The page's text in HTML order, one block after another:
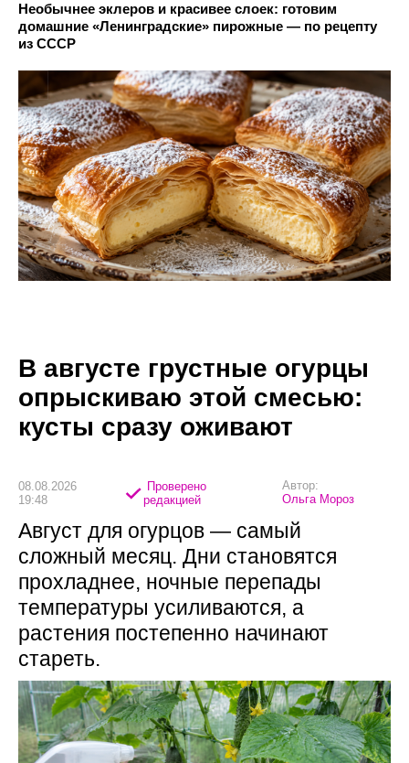
Необычнее эклеров и красивее слоек: готовим
домашние «Ленинградские» пирожные — по рецепту
из СССР
В августе грустные огурцы
опрыскиваю этой смесью:
кусты сразу оживают
08.08.2026
19:48
Проверено
редакцией
Автор:
Ольга Мороз
Август для огурцов — самый
сложный месяц. Дни становятся
прохладнее, ночные перепады
температуры усиливаются, а
растения постепенно начинают
стареть.